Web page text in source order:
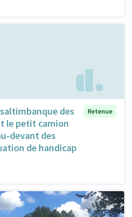
des
le petit camion
devant des
de handicap
Retenue